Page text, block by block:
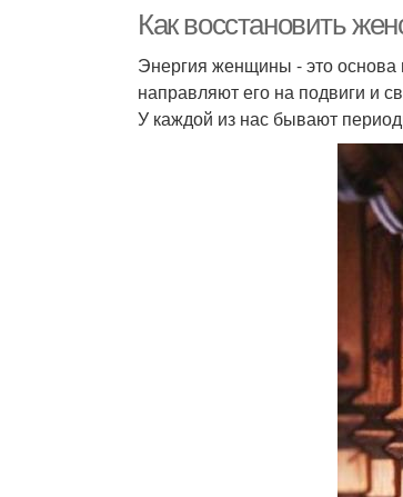
Как восстановить
Энергия женщины - это основа
направляют его на подвиги и
У каждой из нас бывают